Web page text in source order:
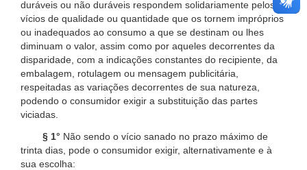
duráveis ou não duráveis respondem solidariamente pelos
vícios de qualidade ou quantidade que os tornem impróprios
ou inadequados ao consumo a que se destinam ou lhes
diminuam o valor, assim como por aqueles decorrentes da
disparidade, com a indicações constantes do recipiente, da
embalagem, rotulagem ou mensagem publicitária,
respeitadas as variações decorrentes de sua natureza,
podendo o consumidor exigir a substituição das partes
viciadas.
§ 1° Não sendo o vício sanado no prazo máximo de
trinta dias, pode o consumidor exigir, alternativamente e à
sua escolha: